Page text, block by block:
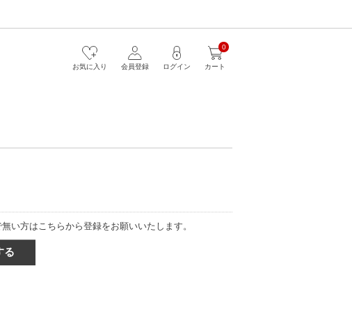
カート
0
ログイン
会員登録
お気に入り
い方はこちらから登録をお願いいたします。
る